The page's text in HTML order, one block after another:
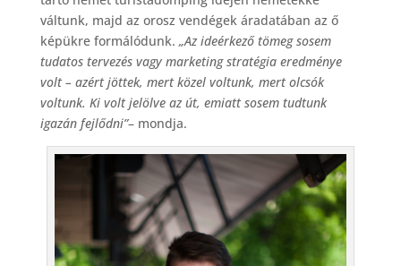
váltunk, majd az orosz vendégek áradatában az ő
képükre formálódunk. „Az ideérkező tömeg sosem
tudatos tervezés vagy marketing stratégia eredménye
volt – azért jöttek, mert közel voltunk, mert olcsók
voltunk. Ki volt jelölve az út, emiatt sosem tudtunk
igazán fejlődni”– mondja.